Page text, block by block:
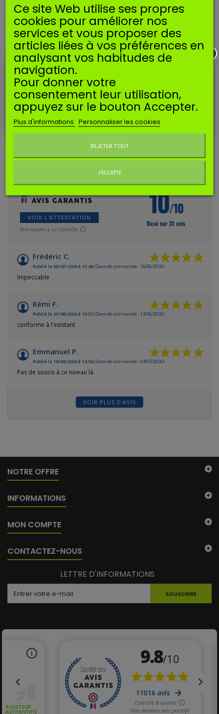
(31 avis)
1,90 €TTC
Quantité Ajouter au panier
EN SAVOIR PLUS
Joint d'admission pour carburateur Walbro WYJ.
Dimensions sur les photos.
AVIS CLIENTS
AVIS À PROPOS DU PRODUIT
VOIR L'ATTESTATION
Avis soumis à un contrôle
10/10
Basé sur 31 avis
Frédéric C.
Publié le 03/07/2026 à 13:46(Date de commande : 18/06/2026)
Impeccable
Rémi F.
Publié le 25/06/2026 à 16:52(Date de commande : 13/06/2026)
conforme à l'existant
Emmanuel P.
Publié le 16/03/2026 à 14:56(Date de commande : 04/03/2026)
Pas de soucis à ce niveau là.
VOIR PLUS D'AVIS
NOTRE OFFRE
INFORMATIONS
MON COMPTE
CONTACTEZ-NOUS
LETTRE D'INFORMATIONS
SOUSCRIRE
Ce site Web utilise ses propres
cookies pour améliorer nos
services et vous proposer des
articles liées à vos préférences en
analysant vos habitudes de
navigation.
Pour donner votre
consentement leur utilisation,
appuyez sur le bouton Accepter.
Plus d'informations Personnaliser les cookies
REJETER TOUT
J'ACCEPTE